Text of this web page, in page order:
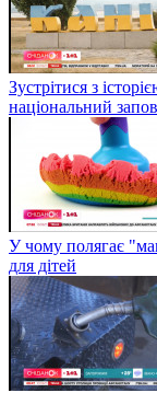
Зустрітися з
національний
У чому полягає
для дітей